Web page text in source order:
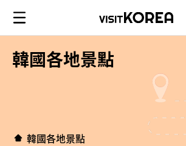
韓國各地景點
韓國各地景點